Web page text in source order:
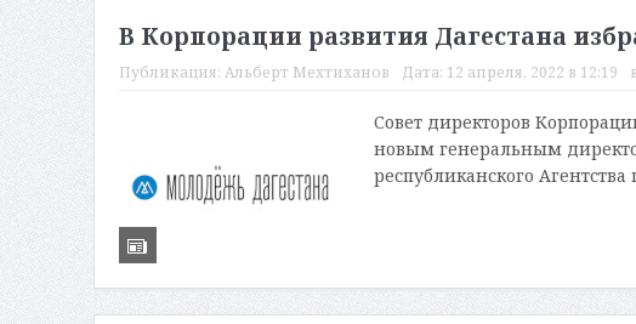
В Корпорации развития Дагестана
Публикация: Альберт Мехтиханов Дата: 12 апреля, 2022 в 12:19
Совет директоров
новым генеральным
республиканского